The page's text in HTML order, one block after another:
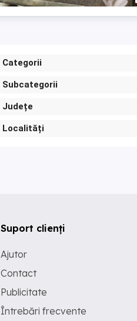
Categorii
Subcategorii
Județe
Localități
Suport clienți
Ajutor
Contact
Publicitate
Întrebări frecvente